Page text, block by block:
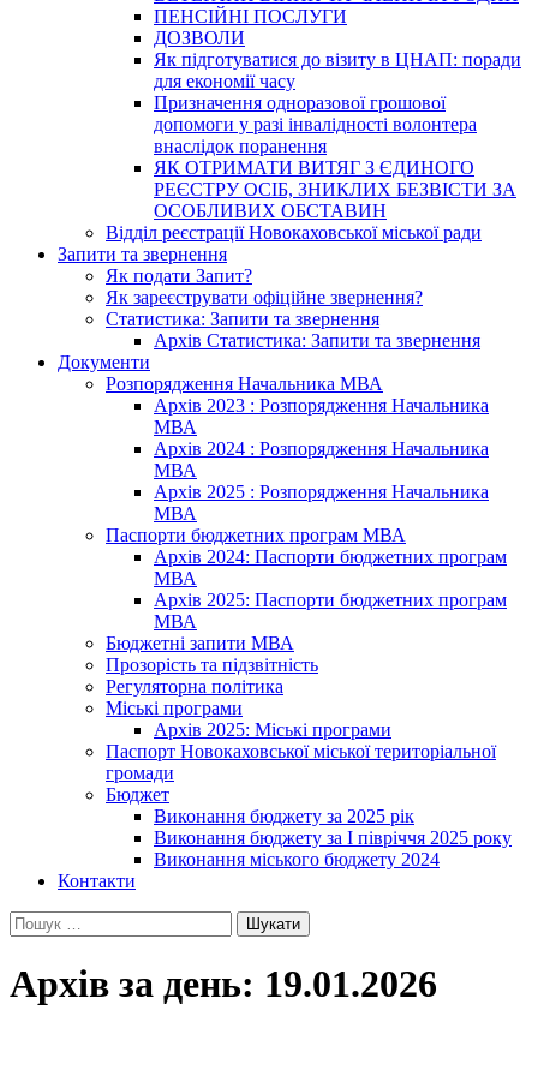
ПЕНСІЙНІ ПОСЛУГИ
ДОЗВОЛИ
Як підготуватися до візиту в ЦНАП: поради
для економії часу
Призначення одноразової грошової
допомоги у разі інвалідності волонтера
внаслідок поранення
ЯК ОТРИМАТИ ВИТЯГ З ЄДИНОГО
РЕЄСТРУ ОСІБ, ЗНИКЛИХ БЕЗВІСТИ ЗА
ОСОБЛИВИХ ОБСТАВИН
Відділ реєстрації Новокаховської міської ради
Запити та звернення
Як подати Запит?
Як зареєструвати офіційне звернення?
Статистика: Запити та звернення
Архів Статистика: Запити та звернення
Документи
Розпорядження Начальника МВА
Архів 2023 : Розпорядження Начальника
МВА
Архів 2024 : Розпорядження Начальника
МВА
Архів 2025 : Розпорядження Начальника
МВА
Паспорти бюджетних програм МВА
Архів 2024: Паспорти бюджетних програм
МВА
Архів 2025: Паспорти бюджетних програм
МВА
Бюджетні запити МВА
Прозорість та підзвітність
Регуляторна політика
Міські програми
Архів 2025: Міські програми
Паспорт Новокаховської міської територіальної
громади
Бюджет
Виконання бюджету за 2025 рік
Виконання бюджету за І півріччя 2025 року
Виконання міського бюджету 2024
Контакти
Пошук:
Архів за день: 19.01.2026